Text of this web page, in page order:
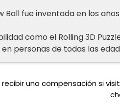
Ball fue inventada en los
como el Rolling 3D
personas de todas las
una compensación si